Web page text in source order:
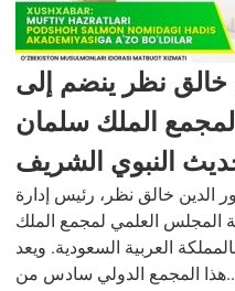
خالق نظر ينضم إلى
الملك سلمان
النبوي الشريف
الدين خالق نظر، رئيس إدارة
المجلس العلمي لمجمع الملك
العربية السعودية. ويعد
سادس من...